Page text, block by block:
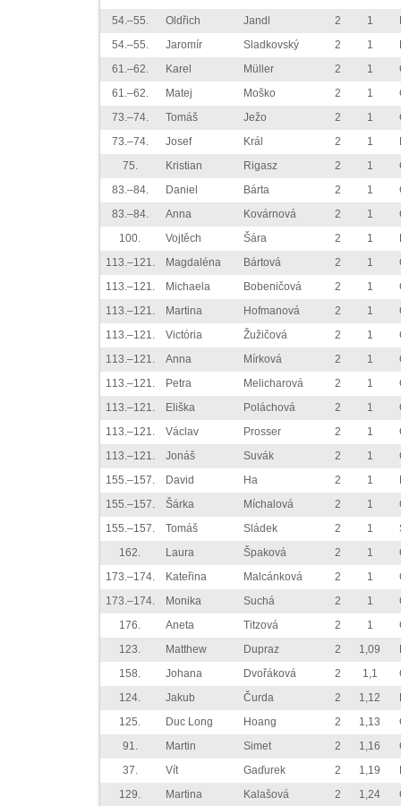
54.–55.
Oldřich Jandl 2 1
54.–55.
Jaromír Sladkovský 2 1
61.–62.
Karel Müller 2 1
61.–62.
Matej Moško 2 1
73.–74.
Tomáš Ježo 2 1
73.–74.
Josef Král 2 1
75.
Kristian Rigasz 2 1
83.–84.
Daniel Bárta 2 1
83.–84.
Anna Kovárnová 2 1
100.
Vojtěch Šára 2 1
113.–121.
Magdaléna Bártová 2 1
113.–121.
Michaela Bobeničová 2 1
113.–121.
Martina Hofmanová 2 1
113.–121.
Victória Žužičová 2 1
113.–121.
Anna Mírková 2 1
113.–121.
Petra Melicharová 2 1
113.–121.
Eliška Poláchová 2 1
113.–121.
Václav Prosser 2 1
113.–121.
Jonáš Suvák 2 1
155.–157.
David Ha 2 1
155.–157.
Šárka Míchalová 2 1
155.–157.
Tomáš Sládek 2 1
162.
Laura Špaková 2 1
173.–174.
Kateřina Malcánková 2 1
173.–174.
Monika Suchá 2 1
176.
Aneta Titzová 2 1
123.
Matthew Dupraz 2 1,09
158.
Johana Dvořáková 2 1,1
124.
Jakub Čurda 2 1,12
125.
Duc Long Hoang 2 1,13
91.
Martin Simet 2 1,16
37.
Vít Gaďurek 2 1,19
129.
Martina Kalašová 2 1,24